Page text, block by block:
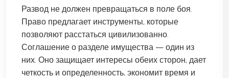
Развод не должен превращаться в поле боя.
Право предлагает инструменты, которые
позволяют расстаться цивилизованно.
Соглашение о разделе имущества — один из
них. Оно защищает интересы обеих сторон, дает
четкость и определенность, экономит время и